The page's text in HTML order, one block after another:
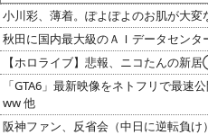
小川彩、薄着。ぽよぽよのお肌が大変
秋田に国内最大級のＡＩデータセン
【ホロライブ】悲報、ニコたんの
「GTA6」最新映像をネトフリで最
ww 他
阪神ファン、反省会（中日に逆転負け